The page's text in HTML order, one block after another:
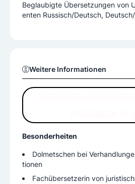
Beglaubigte Übersetzungen von
enten Russisch/Deutsch,
Weitere Informationen
Besonderheiten
Dolmetschen bei
tionen
Fachübersetzerin von